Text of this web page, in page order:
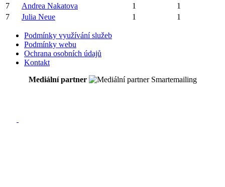
7
Andrea Nakatova 1
1
7
Julia Neue 1 1
Podmínky využívání služeb
Podmínky webu
Ochrana osobních údajů
Kontakt
Mediální partner